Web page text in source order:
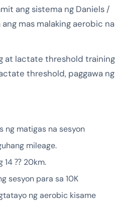
ang sistema ng Daniels /
mas malaking aerobic na
at lactate threshold training
threshold, paggawa ng
ng matigas na sesyon
mileage.
14 ⁇ 20km.
sesyon para sa 10K
ng aerobic kisame